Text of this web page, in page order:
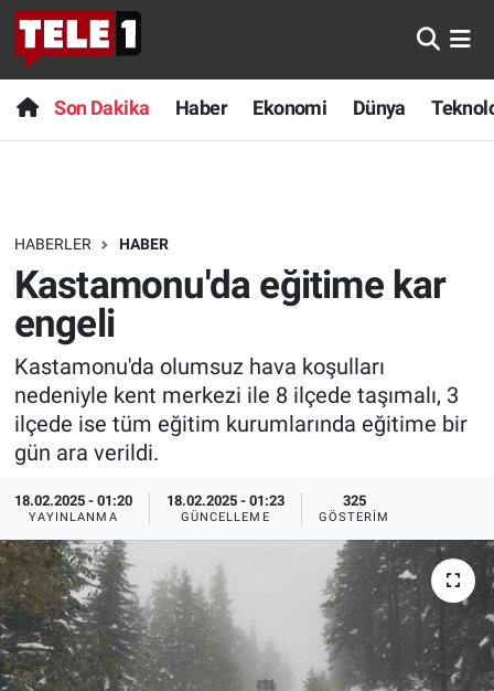
Son Dakika Haber Ekonomi Dünya
HABERLER HABER
Kastamonu'da eğitime kar
engeli
Kastamonu'da olumsuz hava koşulları
nedeniyle kent merkezi ile 8 ilçede taşımalı, 3
ilçede ise tüm eğitim kurumlarında eğitime bir
gün ara verildi.
18.02.2025 - 01:20
YAYINLANMA
18.02.2025 - 01:23
GÜNCELLEME
325
GÖSTERIM
Anında Manşet
Başka Sohbetler
Bilim turu
Bilim ve Teknoloji Evreni
Doğa Konuşuyor
Dünya
Ege'den Esintiler
Eğitim
Eğlence
Son Dakika
Haber
Dünya
Teknoloji
Sağlık
Spor
İletişim
Nöbetçi Eczaneler
Hava Durumu
Trafik Durumu
Süper Lig Puan Durumu ve Fikstür
Tüm Manşetler
Son Dakika Haberleri